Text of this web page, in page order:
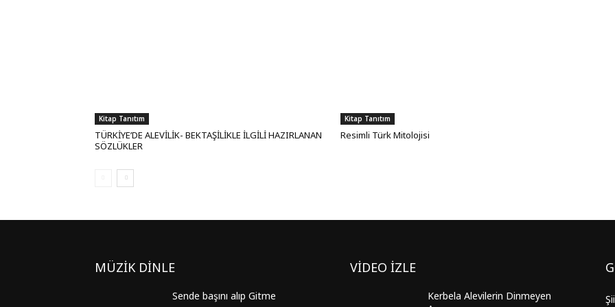
Kitap Tanıtım
TÜRKİYE’DE ALEVİLİK- BEKTAŞİLİKLE İLGİLİ HAZIRLANAN
SÖZLÜKLER
Kitap Tanıtım
Resimli Türk Mitolojisi
MÜZİK DİNLE
Sende başını alıp Gitme
VİDEO İZLE
Kerbela Alevilerin Dinmeyen